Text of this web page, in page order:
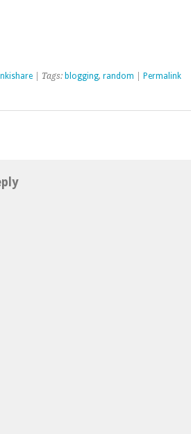
| Tags: blogging, random Permalink